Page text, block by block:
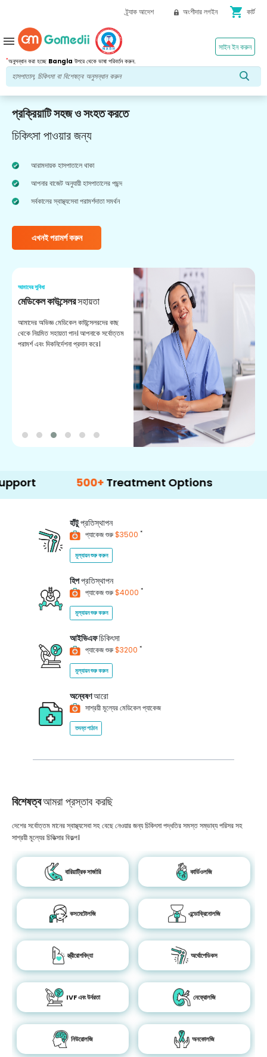
ট্র্যাক আদেশ অংশীদার লগইন shopping_cart কার্ট
*অনুসন্ধান করা হচ্ছে Bangla উপরে থেকে ভাষা পরিবর্তন করুন.
সাইন ইন করুন
menu
প্রক্রিয়াটি সহজ ও সংহত করতে
চিকিৎসা পাওয়ার জন্য
আরামদায়ক হাসপাতালে থাকা
আপনার বাজেট অনুযায়ী হাসপাতালের পছন্দ
সর্বকালের স্বাস্থ্যসেবা পরামর্শদাতা সমর্থন
এখনই পরামর্শ করুন
আমাদের সুবিধা
মেডিকেল কাউন্সেলরসহায়তা
আমাদের অভিজ্ঞ মেডিকেল কাউন্সেলরদের কাছ
থেকে নিয়মিত সহায়তা পান। আপনাকে সর্বোত্তম
পরামর্শ এবং দিকনির্দেশনা প্রদান করে।
500+ Treatment Options
হাঁটুপ্রতিস্থাপন
প্যাকেজ শুরু$3500 *
মূল্যায়ন শুরু করুন
হিপপ্রতিস্থাপন
প্যাকেজ শুরু$4000 *
মূল্যায়ন শুরু করুন
আইভিএফচিকিৎসা
প্যাকেজ শুরু$3200 *
মূল্যায়ন শুরু করুন
অন্বেষণআরো
সাশ্রয়ী মূল্যের মেডিকেল প্যাকেজ
তদন্ত পাঠান
বিশেষত্বআমরা প্রস্তাব করছি
দেশের সর্বোত্তম মানের স্বাস্থ্যসেবা সহ বেছে নেওয়ার জন্য চিকিৎসা পদ্ধতির সমস্ত সম্ভাব্য পরিসর সহ
সাশ্রয়ী মূল্যের চিকিত্সার বিকল্প।
বারিয়াট্রিক সার্জারি কার্ডিওলজি
কসমেটোলজি এন্ডোক্রিনোলজি
স্ত্রীরোগবিদ্যা অর্থোপেডিকস
IVF এবং উর্বরতা নেফ্রোলজি
নিউরোলজি অনকোলজি